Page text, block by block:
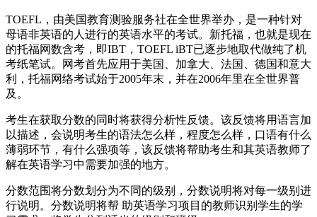
TOEFL，由美国教育测验服务社在全世界举办，是一种针对
母语非英语的人进行的英语水平的考试。新托福，也就是现在
的托福网数含考，即IBT，TOEFL iBT已逐步地取代做纯了机
考纸笔试。网考首先应用于美国、加拿大、法国、德国和意大
利，托福网络考试始于2005年末，并在2006年里在全世界普
及。
考生在获取分数的同时将获得分析性反馈。该反馈将用语言加
以描述，会说明考生的语法怎么样，程度怎么样，口语有什么
薄弱环节，有什么强项等，该反馈将帮助考生和其英语教师了
解在英语学习中需要加强的地方。
分数范围将分数划分为不同的级别，分数说明将对每一级别进
行说明。分数说明将帮 助英语学习项目的教师识别学生的学